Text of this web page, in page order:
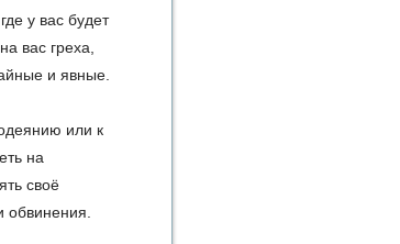
у вас будет
вас греха,
и явные.
или к
на
своё
обвинения.